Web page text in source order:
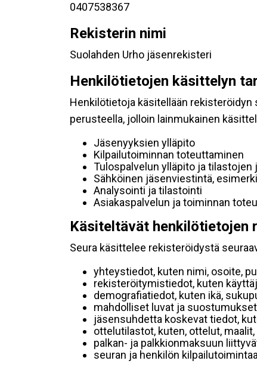
0407538367
Rekisterin nimi
Suolahden Urho jäsenrekisteri
Henkilötietojen käsittelyn
Henkilötietoja käsitellään
perusteella, jolloin lainmukainen
Jäsenyyksien ylläpito
Kilpailutoiminnan toteuttaminen
Tulospalvelun ylläpito ja tilastojen
Sähköinen jäsenviestintä,
Analysointi ja tilastointi
Asiakaspalvelun ja toiminnan
Käsiteltävät henkilötietojen
Seura käsittelee rekisteröidystä
yhteystiedot, kuten nimi, osoite,
rekisteröitymistiedot, kuten
demografiatiedot, kuten ikä,
mahdolliset luvat ja suostumukset
jäsensuhdetta koskevat tiedot,
ottelutilastot, kuten, ottelut,
palkan- ja palkkionmaksuun
seuran ja henkilön